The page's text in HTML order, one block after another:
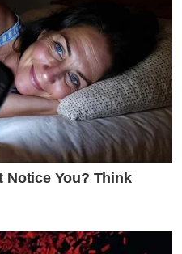
Notice You? Think